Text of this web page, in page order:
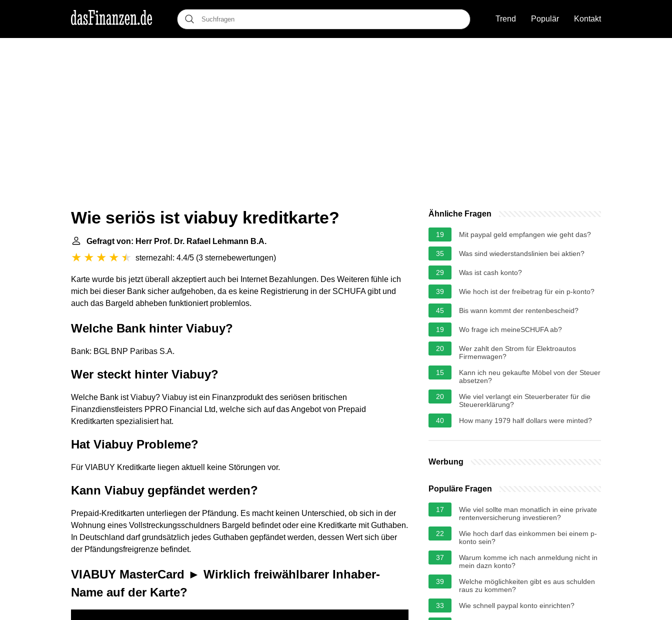
Trend Populär Kontakt
Wie seriös ist viabuy kreditkarte?
Gefragt von: Herr Prof. Dr. Rafael Lehmann B.A.
sternezahl: 4.4/5 (3 sternebewertungen)
Karte wurde bis jetzt überall akzeptiert auch bei Internet Bezahlungen. Des Weiteren fühle ich
mich bei dieser Bank sicher aufgehoben, da es keine Registrierung in der SCHUFA gibt und
auch das Bargeld abheben funktioniert problemlos.
Welche Bank hinter Viabuy?
Bank: BGL BNP Paribas S.A.
Wer steckt hinter Viabuy?
Welche Bank ist Viabuy? Viabuy ist ein Finanzprodukt des seriösen britischen
Finanzdienstleisters PPRO Financial Ltd, welche sich auf das Angebot von Prepaid
Kreditkarten spezialisiert hat.
Hat Viabuy Probleme?
Für VIABUY Kreditkarte liegen aktuell keine Störungen vor.
Kann Viabuy gepfändet werden?
Prepaid-Kreditkarten unterliegen der Pfändung. Es macht keinen Unterschied, ob sich in der
Wohnung eines Vollstreckungsschuldners Bargeld befindet oder eine Kreditkarte mit Guthaben.
In Deutschland darf grundsätzlich jedes Guthaben gepfändet werden, dessen Wert sich über
der Pfändungsfreigrenze befindet.
VIABUY MasterCard ► Wirklich freiwählbarer Inhaber-
Name auf der Karte?
Ähnliche Fragen
19 Mit paypal geld empfangen wie geht das?
35 Was sind wiederstandslinien bei aktien?
29 Was ist cash konto?
39 Wie hoch ist der freibetrag für ein p-konto?
45 Bis wann kommt der rentenbescheid?
19 Wo frage ich meineSCHUFA ab?
20
Wer zahlt den Strom für Elektroautos
Firmenwagen?
15
Kann ich neu gekaufte Möbel von der Steuer
absetzen?
20
Wie viel verlangt ein Steuerberater für die
Steuererklärung?
40
How many 1979 half dollars were minted?
Werbung
Populäre Fragen
17
Wie viel sollte man monatlich in eine private
rentenversicherung investieren?
22
Wie hoch darf das einkommen bei einem p-
konto sein?
37
Warum komme ich nach anmeldung nicht in
mein dazn konto?
39
Welche möglichkeiten gibt es aus schulden
raus zu kommen?
33
Wie schnell paypal konto einrichten?